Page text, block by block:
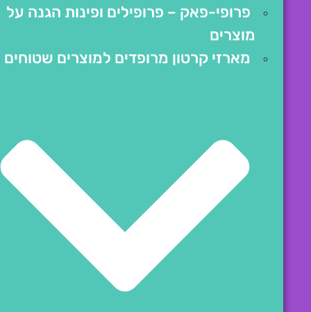
פרופי-פאק – פרופילים ופינות הגנה על
מוצרים
מארזי קרטון מרופדים למוצרים שטוחים